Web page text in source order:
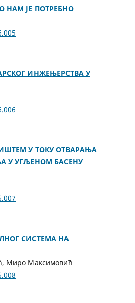
НАМ ЈЕ ПОТРЕБНО
ИНЖЕЊЕРСТВА У
У ТОКУ ОТВАРАЊА
У УГЉЕНОМ БАСЕНУ
СИСТЕМА НА
Миро Максимовић